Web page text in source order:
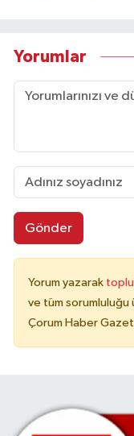
Yorumlar
Gönder
Yorum yazarak
ve tüm sorumluluğu
Çorum Haber